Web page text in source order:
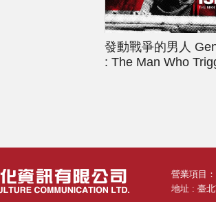
發動戰爭的男人
: The Man Who
營業項目
地址 : 臺